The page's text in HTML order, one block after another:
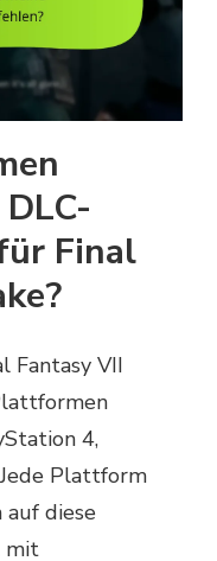
Final
Fantasy VII
4,
Plattform
auf diese
mit